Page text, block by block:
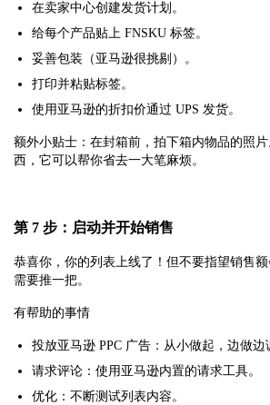
在卖家中心创建发货计划。
给每个产品贴上 FNSKU 标签。
妥善包装（亚马逊很挑剔）。
打印并粘贴标签。
使用亚马逊的折扣价通过 UPS 发货。
额外小贴士：在封箱前，拍下箱内物品的照
西，它可以帮你省去一大笔麻烦。
第 7 步：启动并开始销售
恭喜你，你的列表上线了！但不要指望销售
需要推一把。
有帮助的事情
投放亚马逊 PPC 广告：从小做起，边做边
请求评论：使用亚马逊内置的请求工具。
优化：不断测试列表内容。